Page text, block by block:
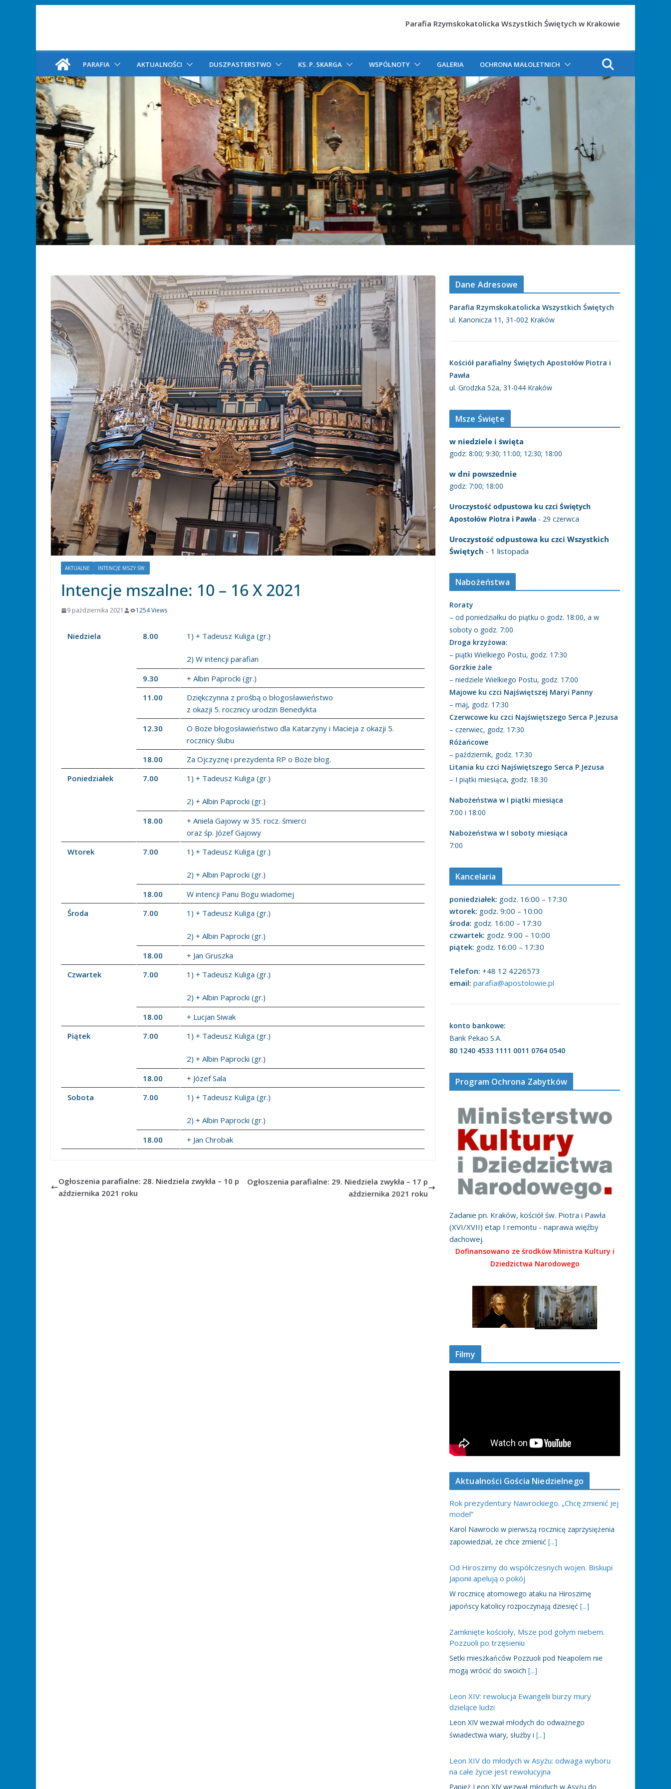
Parafia Rzymskokatolicka Wszystkich Świętych w Krakowie
PARAFIA AKTUALNOŚCI DUSZPASTERSTWO KS. P. SKARGA WSPÓLNOTY GALERIA OCHRONA MAŁOLETNICH
AKTUALNE INTENCJE MSZY ŚW.
Intencje mszalne: 10 – 16 X 2021
9 października 2021 1254 Views
Niedziela 8.00 1) + Tadeusz Kuliga (gr.)
2) W intencji parafian
9.30
+ Albin Paprocki (gr.)
11.00
Dziękczynna z prośbą o błogosławieństwo
z okazji 5. rocznicy urodzin Benedykta
12.30
O Boże błogosławieństwo dla Katarzyny i Macieja z okazji 5.
rocznicy ślubu
18.00
Za Ojczyznę i prezydenta RP o Boże błog.
Poniedziałek
7.00 1) + Tadeusz Kuliga (gr.)
2) + Albin Paprocki (gr.)
18.00
+ Aniela Gajowy w 35. rocz. śmierci
oraz śp. Józef Gajowy
Wtorek
7.00 1) + Tadeusz Kuliga (gr.)
2) + Albin Paprocki (gr.)
18.00
W intencji Panu Bogu wiadomej
Środa
7.00 1) + Tadeusz Kuliga (gr.)
2) + Albin Paprocki (gr.)
18.00
+ Jan Gruszka
Czwartek
7.00 1) + Tadeusz Kuliga (gr.)
2) + Albin Paprocki (gr.)
18.00
+ Lucjan Siwak
Piątek
7.00 1) + Tadeusz Kuliga (gr.)
2) + Albin Paprocki (gr.)
18.00
+ Józef Sala
Sobota
7.00 1) + Tadeusz Kuliga (gr.)
2) + Albin Paprocki (gr.)
18.00
+ Jan Chrobak
Ogłoszenia parafialne: 28. Niedziela zwykła – 10 p
aździernika 2021 roku
Ogłoszenia parafialne: 29. Niedziela zwykła – 17 p
aździernika 2021 roku
Dane Adresowe
Parafia Rzymskokatolicka Wszystkich Świętych
ul. Kanonicza 11, 31-002 Kraków
Kościół parafialny Świętych Apostołów Piotra i
Pawła
ul. Grodzka 52a, 31-044 Kraków
Msze Święte
w niedziele i święta
godz: 8:00; 9:30; 11:00; 12:30; 18:00
w dni powszednie
godz: 7:00; 18:00
Uroczystość odpustowa ku czci Świętych
Apostołów Piotra i Pawła - 29 czerwca
Uroczystość odpustowa ku czci Wszystkich
Świętych - 1 listopada
Nabożeństwa
Roraty
– od poniedziałku do piątku o godz. 18:00, a w
soboty o godz. 7:00
Droga krzyżowa:
– piątki Wielkiego Postu, godz. 17:30
Gorzkie żale
– niedziele Wielkiego Postu, godz. 17:00
Majowe ku czci Najświętszej Maryi Panny
– maj, godz. 17:30
Czerwcowe ku czci Najświętszego Serca P.Jezusa
– czerwiec, godz. 17:30
Różańcowe
– październik, godz. 17:30
Litania ku czci Najświętszego Serca P.Jezusa
– I piątki miesiąca, godz. 18:30
Nabożeństwa w I piątki miesiąca
7:00 i 18:00
Nabożeństwa w I soboty miesiąca
7:00
Kancelaria
poniedziałek: godz. 16:00 – 17:30
wtorek: godz. 9:00 – 10:00
środa: godz. 16:00 – 17:30
czwartek: godz. 9:00 – 10:00
piątek: godz. 16:00 – 17:30
Telefon: +48 12 4226573
email: parafia@apostolowie.pl
konto bankowe:
Bank Pekao S.A.
80 1240 4533 1111 0011 0764 0540
Program Ochrona Zabytków
Zadanie pn. Kraków, kościół św. Piotra i Pawła
(XVI/XVII) etap I remontu - naprawa więźby
dachowej.
Dofinansowano ze środków Ministra Kultury i
Dziedzictwa Narodowego
Filmy
Aktualności Gościa Niedzielnego
Rok prezydentury Nawrockiego. „Chcę zmienić jej
model”
Karol Nawrocki w pierwszą rocznicę zaprzysiężenia
zapowiedział, że chce zmienić [...]
Od Hiroszimy do współczesnych wojen. Biskupi
Japonii apelują o pokój
W rocznicę atomowego ataku na Hiroszimę
japońscy katolicy rozpoczynają dziesięć [...]
Zamknięte kościoły, Msze pod gołym niebem.
Pozzuoli po trzęsieniu
Setki mieszkańców Pozzuoli pod Neapolem nie
mogą wrócić do swoich [...]
Leon XIV: rewolucja Ewangelii burzy mury
dzielące ludzi
Leon XIV wezwał młodych do odważnego
świadectwa wiary, służby i [...]
Leon XIV do młodych w Asyżu: odwaga wyboru
na całe życie jest rewolucyjna
Papież Leon XIV wezwał młodych w Asyżu do